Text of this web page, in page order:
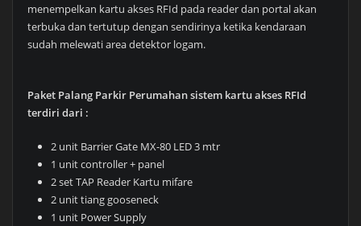
menempelkan kartu akses RFId pada reader dan portal akan
terbuka dan tertutup dengan sendirinya ketika kendaraan
sudah melewati area detektor logam.
Paket Palang Parkir Perumahan sistem kartu akses RFId
terdiri dari :
2 unit Barrier Gate MX-80 LED 3 mtr
1 unit controller + panel
2 set TAP Reader Kartu mifare
2 unit tiang gooseneck
1 unit Power Supply